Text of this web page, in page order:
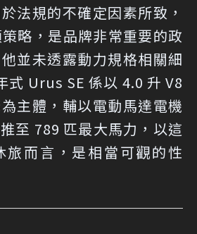
法規的不確定因素所致，
略，是品牌非常重要的政
並未透露動力規格相關細
式 Urus SE 係以 4.0 升 V8
主體，輔以電動馬達電機
至 789 匹最大馬力，以這
旅而言，是相當可觀的性